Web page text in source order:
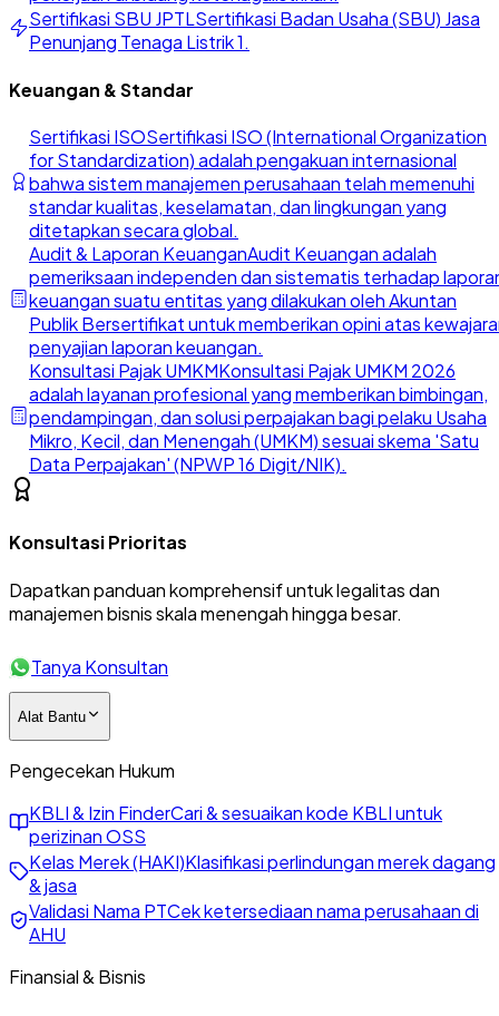
Sertifikasi SBU JPTLSertifikasi Badan Usaha (SBU) Jasa
Penunjang Tenaga Listrik 1.
Keuangan & Standar
Sertifikasi ISOSertifikasi ISO (International Organization
for Standardization) adalah pengakuan internasional
bahwa sistem manajemen perusahaan telah memenuhi
standar kualitas, keselamatan, dan lingkungan yang
ditetapkan secara global.
Audit & Laporan KeuanganAudit Keuangan adalah
pemeriksaan independen dan sistematis terhadap
keuangan suatu entitas yang dilakukan oleh Akuntan
Publik Bersertifikat untuk memberikan opini atas
penyajian laporan keuangan.
Konsultasi Pajak UMKMKonsultasi Pajak UMKM 2026
adalah layanan profesional yang memberikan bimbingan,
pendampingan, dan solusi perpajakan bagi pelaku Usaha
Mikro, Kecil, dan Menengah (UMKM) sesuai skema 'Satu
Data Perpajakan' (NPWP 16 Digit/NIK).
Konsultasi Prioritas
Dapatkan panduan komprehensif untuk legalitas dan
manajemen bisnis skala menengah hingga besar.
Tanya Konsultan
Alat Bantu
Pengecekan Hukum
KBLI & Izin FinderCari & sesuaikan kode KBLI untuk
perizinan OSS
Kelas Merek (HAKI)Klasifikasi perlindungan merek dagang
& jasa
Validasi Nama PTCek ketersediaan nama perusahaan di
AHU
Finansial & Bisnis